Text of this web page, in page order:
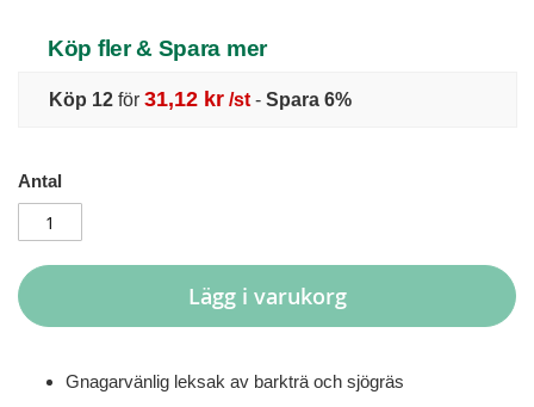
Köp fler & Spara mer
Köp 12 för 31,12 kr /st - Spara 6%
Antal
Lägg i varukorg
Gnagarvänlig leksak av barkträ och sjögräs